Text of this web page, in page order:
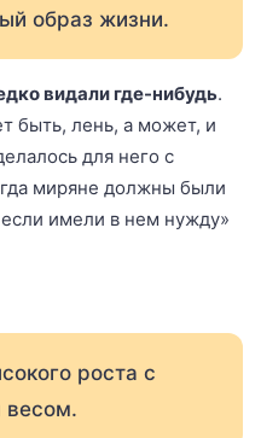
образ жизни.
видали где-нибудь.
быть, лень, а может, и
для него с
миряне должны были
имели в нем нужду»
роста с